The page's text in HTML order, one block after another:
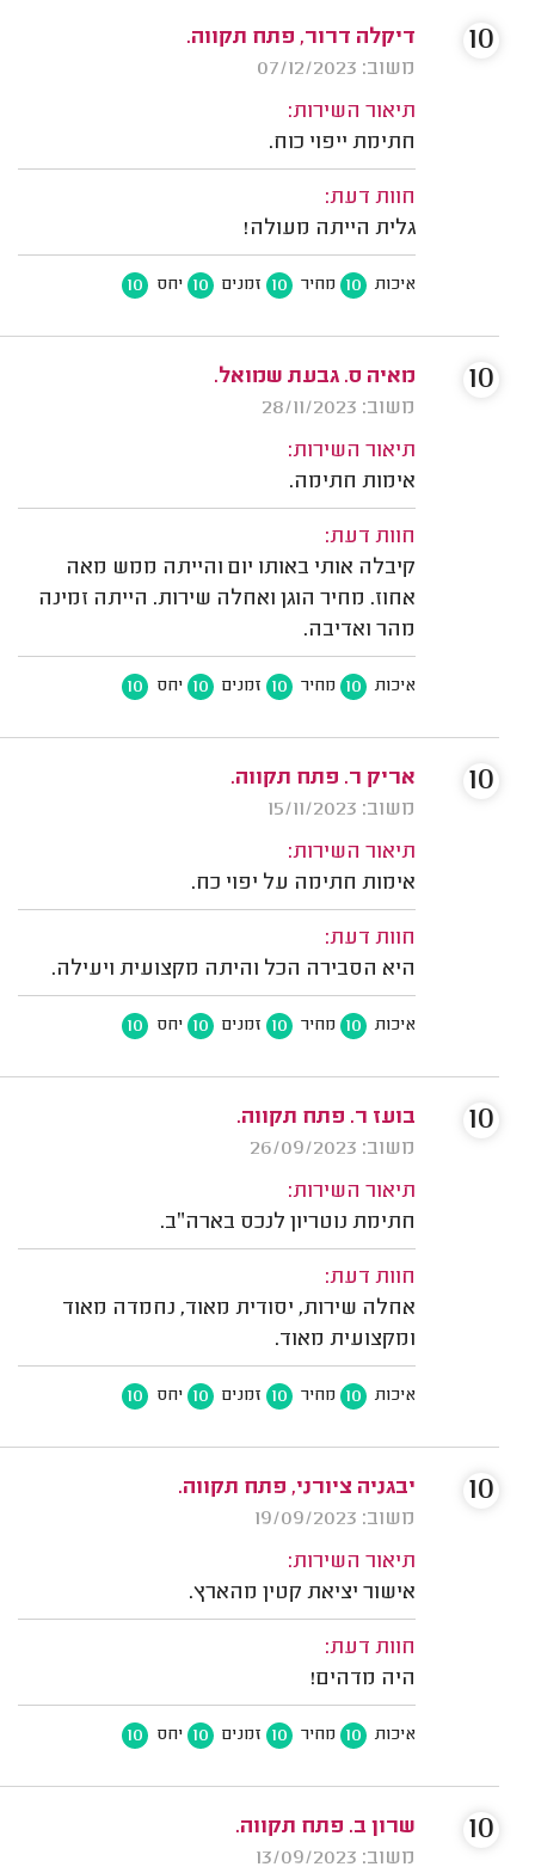
דיקלה דרור, פתח תקווה.
משוב: 07/12/2023
תיאור השירות:
חתימת ייפוי כוח.
חוות דעת:
גלית הייתה מעולה!
איכות 10 מחיר 10 זמנים 10 יחס 10
10
מאיה ס. גבעת שמואל.
משוב: 28/11/2023
תיאור השירות:
אימות חתימה.
חוות דעת:
קיבלה אותי באותו יום והייתה ממש מאה
אחוז. מחיר הוגן ואחלה שירות. הייתה זמינה
מהר ואדיבה.
איכות 10 מחיר 10 זמנים 10 יחס 10
10
אריק ר. פתח תקווה.
משוב: 15/11/2023
תיאור השירות:
אימות חתימה על יפוי כח.
חוות דעת:
היא הסבירה הכל והיתה מקצועית ויעילה.
איכות 10 מחיר 10 זמנים 10 יחס 10
10
בועז ר. פתח תקווה.
משוב: 26/09/2023
תיאור השירות:
חתימת נוטריון לנכס בארה״ב.
חוות דעת:
אחלה שירות, יסודית מאוד, נחמדה מאוד
ומקצועית מאוד.
איכות 10 מחיר 10 זמנים 10 יחס 10
10
יבגניה ציורני, פתח תקווה.
משוב: 19/09/2023
תיאור השירות:
אישור יציאת קטין מהארץ.
חוות דעת:
היה מדהים!
איכות 10 מחיר 10 זמנים 10 יחס 10
10
שרון ב. פתח תקווה.
משוב: 13/09/2023
10